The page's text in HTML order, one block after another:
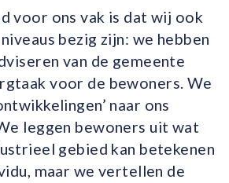
voor ons vak is dat wij ook
bezig zijn: we hebben
van de gemeente
voor de bewoners. We
naar ons
leggen bewoners uit wat
gebied kan betekenen
maar we vertellen de